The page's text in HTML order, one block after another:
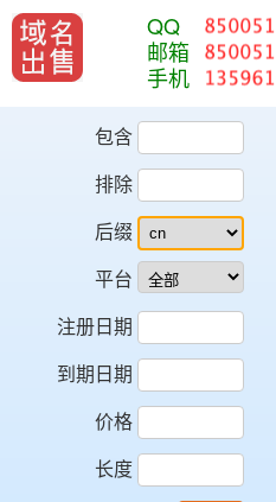
QQ
邮箱
手机
包含
排除
后缀
平台
注册日期
到期日期
价格
长度